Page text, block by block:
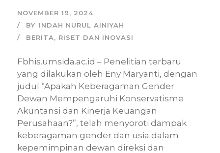
NOVEMBER 19, 2024
BY INDAH NURUL AINIYAH
BERITA, RISET DAN INOVASI
Fbhis.umsida.ac.id – Penelitian terbaru
yang dilakukan oleh Eny Maryanti, dengan
judul “Apakah Keberagaman Gender
Dewan Mempengaruhi Konservatisme
Akuntansi dan Kinerja Keuangan
Perusahaan?”, telah menyoroti dampak
keberagaman gender dan usia dalam
kepemimpinan dewan direksi dan